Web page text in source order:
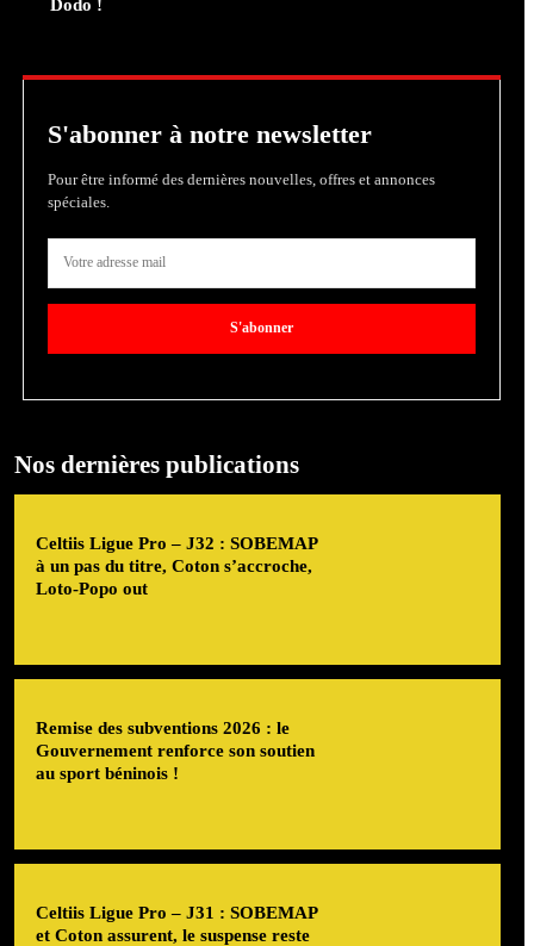
Dodo !
S'abonner à notre newsletter
Pour être informé des dernières nouvelles, offres et annonces
spéciales.
S'abonner
Nos dernières publications
Celtiis Ligue Pro – J32 : SOBEMAP
à un pas du titre, Coton s’accroche,
Loto-Popo out
Remise des subventions 2026 : le
Gouvernement renforce son soutien
au sport béninois !
Celtiis Ligue Pro – J31 : SOBEMAP
et Coton assurent, le suspense reste